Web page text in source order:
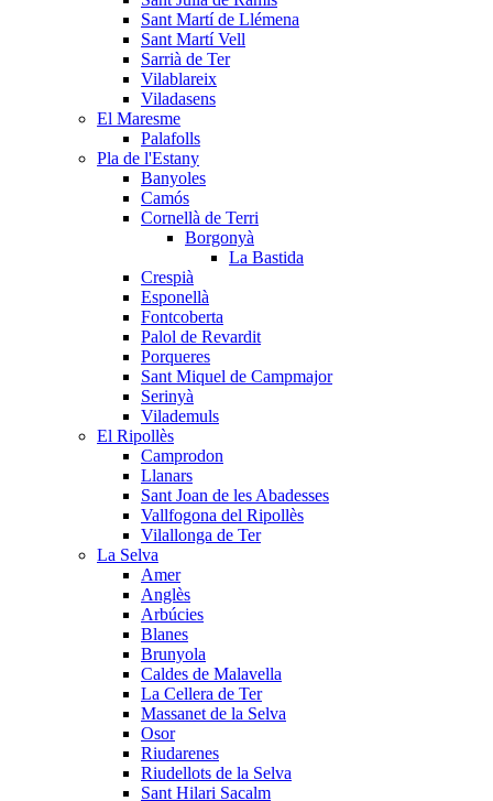
Sant Martí de Llémena
Sant Martí Vell
Sarrià de Ter
Vilablareix
Viladasens
El Maresme
Palafolls
Pla de l'Estany
Banyoles
Camós
Cornellà de Terri
Borgonyà
La Bastida
Crespià
Esponellà
Fontcoberta
Palol de Revardit
Porqueres
Sant Miquel de Campmajor
Serinyà
Vilademuls
El Ripollès
Camprodon
Llanars
Sant Joan de les Abadesses
Vallfogona del Ripollès
Vilallonga de Ter
La Selva
Amer
Anglès
Arbúcies
Blanes
Brunyola
Caldes de Malavella
La Cellera de Ter
Massanet de la Selva
Osor
Riudarenes
Riudellots de la Selva
Sant Hilari Sacalm